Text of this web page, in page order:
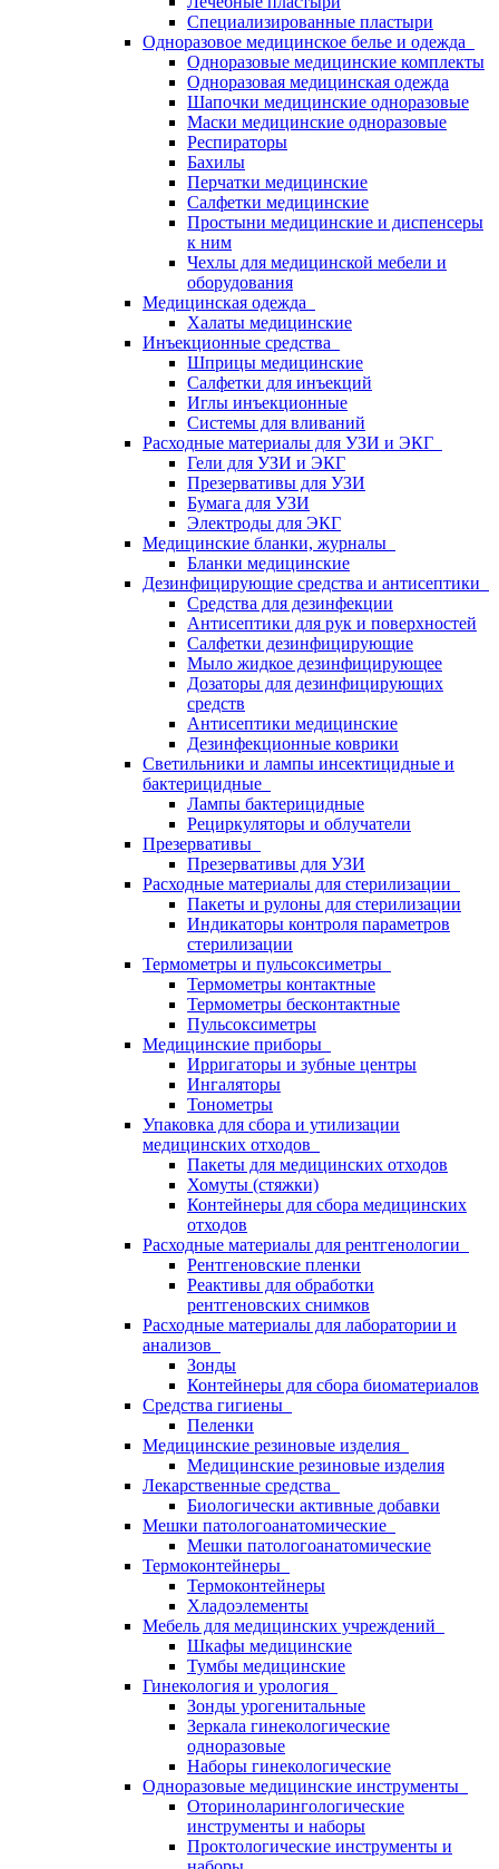
Специализированные пластыри
Одноразовое медицинское белье и одежда
Одноразовые медицинские комплекты
Одноразовая медицинская одежда
Шапочки медицинские одноразовые
Маски медицинские одноразовые
Респираторы
Бахилы
Перчатки медицинские
Салфетки медицинские
Простыни медицинские и диспенсеры
к ним
Чехлы для медицинской мебели и
оборудования
Медицинская одежда
Халаты медицинские
Инъекционные средства
Шприцы медицинские
Салфетки для инъекций
Иглы инъекционные
Системы для вливаний
Расходные материалы для УЗИ и ЭКГ
Гели для УЗИ и ЭКГ
Презервативы для УЗИ
Бумага для УЗИ
Электроды для ЭКГ
Медицинские бланки, журналы
Бланки медицинские
Дезинфицирующие средства и антисептики
Средства для дезинфекции
Антисептики для рук и поверхностей
Салфетки дезинфицирующие
Мыло жидкое дезинфицирующее
Дозаторы для дезинфицирующих
средств
Антисептики медицинские
Дезинфекционные коврики
Светильники и лампы инсектицидные и
бактерицидные
Лампы бактерицидные
Рециркуляторы и облучатели
Презервативы
Презервативы для УЗИ
Расходные материалы для стерилизации
Пакеты и рулоны для стерилизации
Индикаторы контроля параметров
стерилизации
Термометры и пульсоксиметры
Термометры контактные
Термометры бесконтактные
Пульсоксиметры
Медицинские приборы
Ирригаторы и зубные центры
Ингаляторы
Тонометры
Упаковка для сбора и утилизации
медицинских отходов
Пакеты для медицинских отходов
Хомуты (стяжки)
Контейнеры для сбора медицинских
отходов
Расходные материалы для рентгенологии
Рентгеновские пленки
Реактивы для обработки
рентгеновских снимков
Расходные материалы для лаборатории и
анализов
Зонды
Контейнеры для сбора биоматериалов
Средства гигиены
Пеленки
Медицинские резиновые изделия
Медицинские резиновые изделия
Лекарственные средства
Биологически активные добавки
Мешки патологоанатомические
Мешки патологоанатомические
Термоконтейнеры
Термоконтейнеры
Хладоэлементы
Мебель для медицинских учреждений
Шкафы медицинские
Тумбы медицинские
Гинекология и урология
Зонды урогенитальные
Зеркала гинекологические
одноразовые
Наборы гинекологические
Одноразовые медицинские инструменты
Оториноларингологические
инструменты и наборы
Проктологические инструменты и